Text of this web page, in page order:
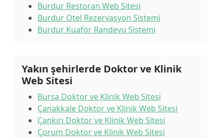
Burdur Restoran Web Sitesi
Burdur Otel Rezervasyon Sistemi
Burdur Kuaför Randevu Sistemi
Yakın şehirlerde Doktor ve Klinik
Web Sitesi
Bursa Doktor ve Klinik Web Sitesi
Çanakkale Doktor ve Klinik Web Sitesi
Çankırı Doktor ve Klinik Web Sitesi
Çorum Doktor ve Klinik Web Sitesi